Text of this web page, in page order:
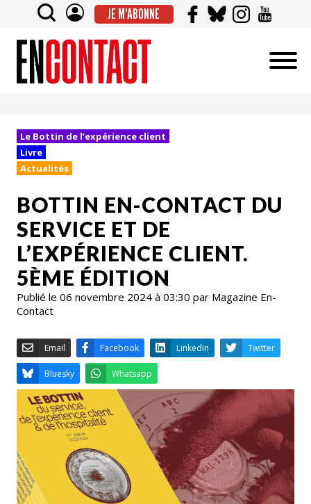
JE M'ABONNE
Le Bottin de l’expérience client
Livre
Actualités
BOTTIN EN-CONTACT DU
SERVICE ET DE
L’EXPÉRIENCE CLIENT.
5ÈME ÉDITION
Publié le 06 novembre 2024 à 03:30 par Magazine En-
Contact
Email Facebook LinkedIn
Bluesky Whatsapp